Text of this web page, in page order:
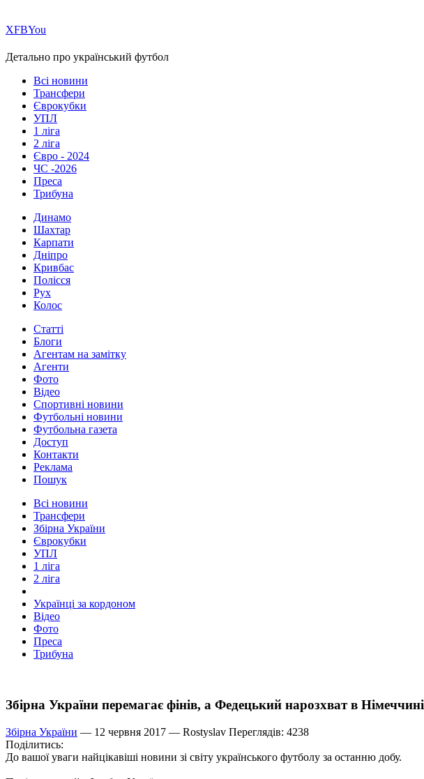
ХFBYou
Детально про український футбол
Всі новини
Трансфери
Єврокубки
УПЛ
1 ліга
2 ліга
Євро - 2024
ЧС -2026
Преса
Трибуна
Динамо
Шахтар
Карпати
Дніпро
Кривбас
Полісся
Рух
Колос
Статті
Блоги
Агентам на замітку
Агенти
Фото
Відео
Спортивні новини
Футбольні новини
Футбольна газета
Доступ
Контакти
Реклама
Пошук
Всі новини
Трансфери
Збірна України
Єврокубки
УПЛ
1 ліга
2 ліга
Українці за кордоном
Відео
Фото
Преса
Трибуна
Збірна України перемагає фінів, а Федецький нарозхват в Німеччині
Збірна України — 12 червня 2017 — Rostyslav Переглядів: 4238
Поділитись:
До вашої уваги найцікавіші новини зі світу українського футболу за останню добу.